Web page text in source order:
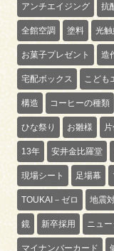
アンチエイジング 抗
全館空調 塗料 光
お菓子プレゼント 造
宅配ボックス こども
構造 コーヒーの種類
ひな祭り お雛様
13年 安井金比羅堂
現場シート 足場幕
TOUKAI－ゼロ 地震
鏡 新卒採用 ニュ
マイナンバーカード